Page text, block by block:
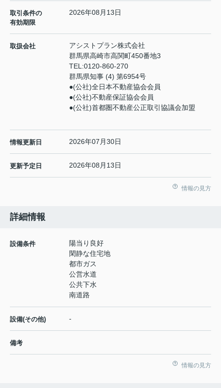
取引条件の
有効期限
2026年08月13日
取扱会社
アシストプラン株式会社
群馬県高崎市高関町450番地3
TEL:0120-860-270
群馬県知事 (4) 第6954号
●(公社)全日本不動産協会会員
●(公社)不動産保証協会会員
●(公社)首都圏不動産公正取引協議会加盟
情報更新日 2026年07月30日
更新予定日 2026年08月13日
情報の見方
詳細情報
設備条件
陽当り良好
閑静な住宅地
都市ガス
公営水道
公共下水
南道路
設備(その他) -
備考
情報の見方